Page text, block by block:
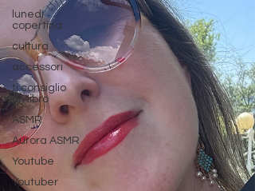
lunedì
copertina
cultura
accessori
ti consiglio
un libro
ASMR
Aurora ASMR
Youtube
Youtuber